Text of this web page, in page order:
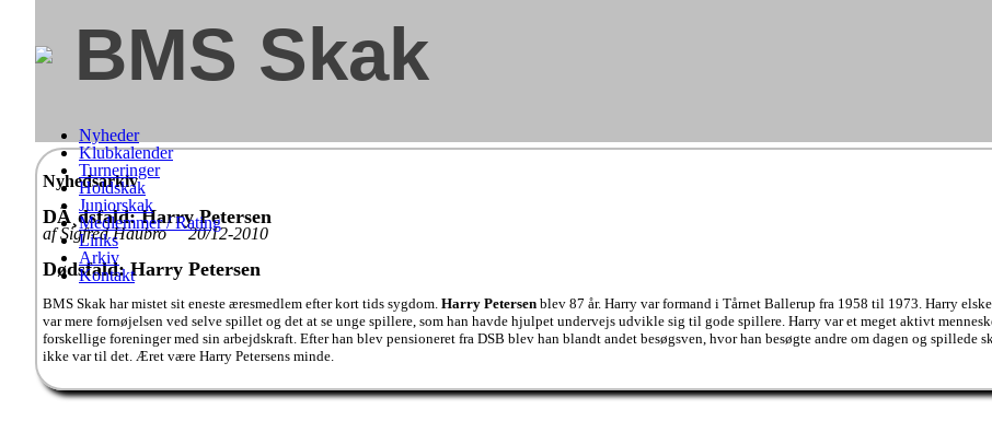
BMS Skak
Nyheder
Klubkalender
Turneringer
Holdskak
Juniorskak
Medlemmer / Rating
Links
Arkiv
Kontakt
Nyhedsarkiv
DÃ¸dsfald: Harry Petersen
af Sigfred Haubro 20/12-2010
Dødsfald: Harry Petersen
BMS Skak har mistet sit eneste æresmedlem efter kort tids sygdom. Harry Petersen blev 87 år. Harry var formand i Tårnet Ballerup fra 1958 til 1973. Harry
var mere fornøjelsen ved selve spillet og det at se unge spillere, som han havde hjulpet undervejs udvikle sig til gode spillere. Harry var et meget aktivt
forskellige foreninger med sin arbejdskraft. Efter han blev pensioneret fra DSB blev han blandt andet besøgsven, hvor han besøgte andre om dagen og spillede
ikke var til det. Æret være Harry Petersens minde.